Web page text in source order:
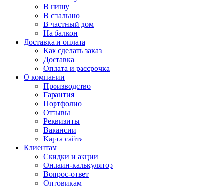
В нишу
В спальню
В частный дом
На балкон
Доставка и оплата
Как сделать заказ
Доставка
Оплата и рассрочка
О компании
Производство
Гарантия
Портфолио
Отзывы
Реквизиты
Вакансии
Карта сайта
Клиентам
Скидки и акции
Онлайн-калькулятор
Вопрос-ответ
Оптовикам